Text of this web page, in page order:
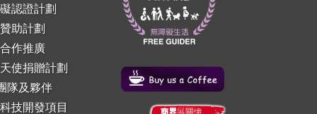
認證計劃
助計劃
作推廣
使捐贈計劃
隊及夥伴
技開發項目